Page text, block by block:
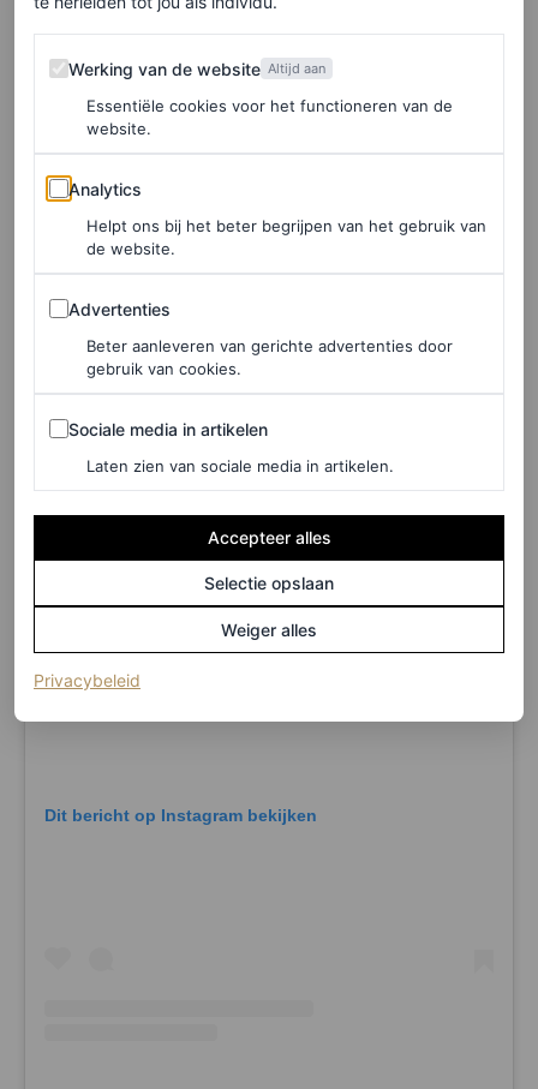
media’
‘Ik heb me nooit verontschuldigd voor creatieve keuzes
die ik heb gemaakt, noch voor de manier waarop ik eruit
zie of me kleed. En ik ga er ook niet mee beginnen’,
vervolgt ze. ‘Sinds het begin van mijn carrière ben ik
gedegradeerd door de media, maar ik begrijp dat dit
allemaal een test is. Ik ben blij dat ik het voortouw kan
nemen, zodat alle vrouwen na mij het de komende jaren
gemakkelijker hebben. In de woorden van Beyoncé: ‘
won’t break my soul’.’
Dit bericht op Instagram bekijken
Werking van de website
Werking van de website Altijd aan
Essentiële cookies voor het functioneren van de
website.
Analytics
Analytics
Helpt ons bij het beter begrijpen van het gebruik van
de website.
Advertenties
Advertenties
Beter aanleveren van gerichte advertenties door
gebruik van cookies.
Sociale media in artikelen
Sociale media in artikelen
Laten zien van sociale media in artikelen.
Accepteer alles
Selectie opslaan
Weiger alles
Privacybeleid